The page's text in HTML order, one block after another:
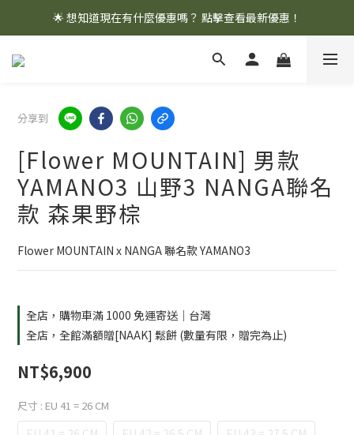
🌟 想知道現在有什麼優惠嗎？ 點擊查看最新優惠！
🌟 想知道現在有什麼優惠嗎？ 點擊查看最新優惠！
全館消費滿 $1,000 即享免運優惠
分享到
[Flower MOUNTAIN] 男款
YAMANO3 山野3 NANGA聯名
款 森果野棕
Flower MOUNTAIN x NANGA 聯名款 YAMANO3
全店，購物車滿 1000 免運寄送｜台灣
全店，全館滿額贈[NAAK] 鬆餅 (數量有限，贈完為止)
NT$6,900
尺寸 : EU 41 = 26 CM